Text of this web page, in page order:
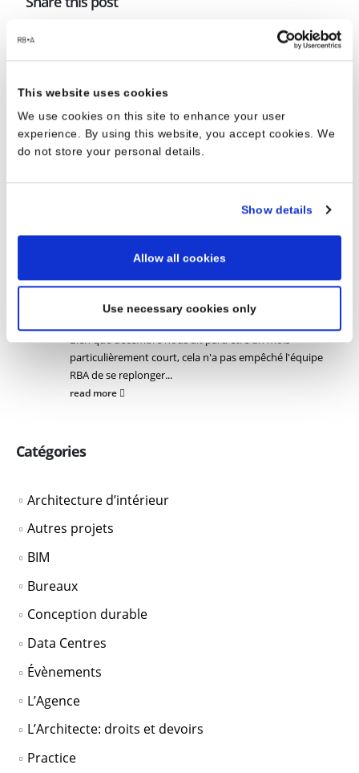
This website uses cookies
We use cookies on this site to enhance your user
experience. By using this website, you accept cookies. We
do not store your personal details.
Show details
Allow all cookies
Use necessary cookies only
Author
admin
11
Derrière les conceptions… planification,
conception et souvenirs
Bien que décembre nous ait paru être un mois
particulièrement court, cela n'a pas empêché l'équipe
RBA de se replonger...
read more
Catégories
Architecture d’intérieur
Autres projets
BIM
Bureaux
Conception durable
Data Centres
Évènements
L’Agence
L’Architecte: droits et devoirs
Practice